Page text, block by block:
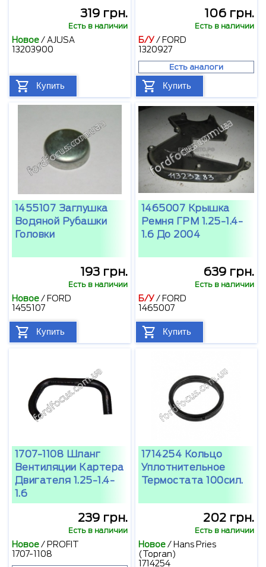
319 грн.
Есть в наличии
Новое/AJUSA
13203900
Купить
106 грн.
Есть в наличии
Б/У/ FORD
1320927
Есть аналоги
Купить
1455107 Заглушка
Водяной Рубашки
Головки
193 грн.
Есть в наличии
Новое/ FORD
1455107
Купить
1465007 Крышка
Ремня ГРМ 1.25-1.4-
1.6 До 2004
639 грн.
Есть в наличии
Б/У/ FORD
1465007
Купить
1707-1108 Шланг
Вентиляции Картера
Двигателя 1.25-1.4-
1.6
239 грн.
Есть в наличии
Новое/ PROFIT
1707-1108
1714254 Кольцо
Уплотнительное
Термостата 100сил.
202 грн.
Есть в наличии
Новое/ Hans Pries
(Topran)
1714254